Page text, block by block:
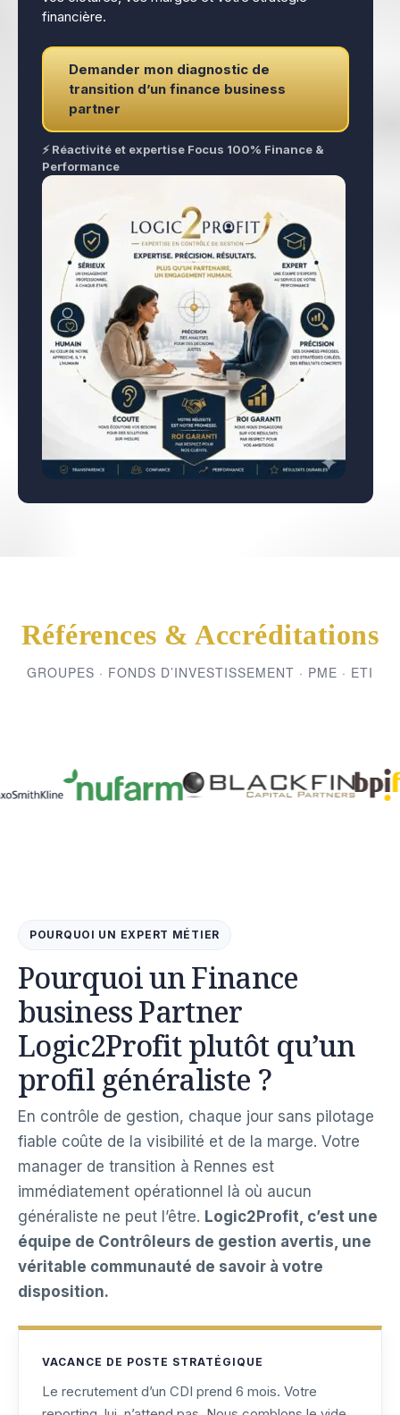
financière.
Demander mon diagnostic de
transition d’un finance business
partner
⚡ Réactivité et expertise Focus 100% Finance &
Performance
Références & Accréditations
GROUPES · FONDS D’INVESTISSEMENT · PME · ETI
POURQUOI UN EXPERT MÉTIER
Pourquoi un Finance
business Partner
Logic2Profit plutôt qu’un
profil généraliste ?
En contrôle de gestion, chaque jour sans pilotage
fiable coûte de la visibilité et de la marge. Votre
manager de transition à Rennes est
immédiatement opérationnel là où aucun
généraliste ne peut l’être. Logic2Profit, c’est une
équipe de Contrôleurs de gestion avertis, une
véritable communauté de savoir à votre
disposition.
VACANCE DE POSTE STRATÉGIQUE
Le recrutement d’un CDI prend 6 mois. Votre